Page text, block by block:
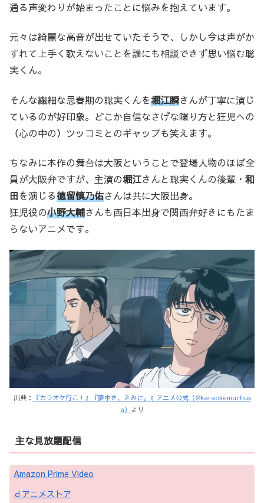
通る声変わりが始まったことに悩みを抱えています。
元々は綺麗な高音が出せていたそうで、しかし今は声がか
すれて上手く歌えないことを誰にも相談できず思い悩む聡
実くん。
そんな繊細な思春期の聡実くんを堀江瞬さんが丁寧に演じ
ているのが好印象。どこか自信なさげな喋り方と狂児への
（心の中の）ツッコミとのギャップも笑えます。
ちなみに本作の舞台は大阪ということで登場人物のほぼ全
員が大阪弁ですが、主演の堀江さんと聡実くんの後輩・ 和
田を演じる徳留慎乃佑さんは共に大阪出身。
狂児役の小野大輔さんも西日本出身で関西弁好きにもたま
らないアニメです。
出典：
『カラオケ行こ！』『夢中さ、きみに。』アニメ公式（@karaokemuchus
a） より
主な見放題配信
Amazon Prime Video
ｄアニメストア